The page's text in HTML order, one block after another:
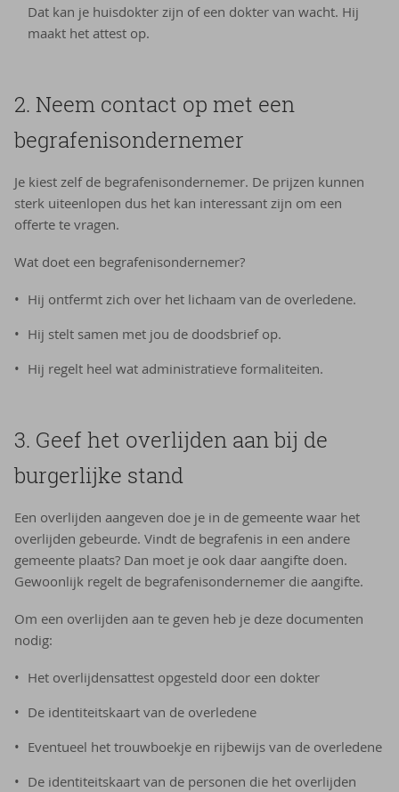
Dat kan je huisdokter zijn of een dokter van wacht. Hij
maakt het attest op.
2. Neem contact op met een
begrafenisondernemer
Je kiest zelf de begrafenisondernemer. De prijzen kunnen
sterk uiteenlopen dus het kan interessant zijn om een
offerte te vragen.
Wat doet een begrafenisondernemer?
Hij ontfermt zich over het lichaam van de overledene.
Hij stelt samen met jou de doodsbrief op.
Hij regelt heel wat administratieve formaliteiten.
3. Geef het overlijden aan bij de
burgerlijke stand
Een overlijden aangeven doe je in de gemeente waar het
overlijden gebeurde. Vindt de begrafenis in een andere
gemeente plaats? Dan moet je ook daar aangifte doen.
Gewoonlijk regelt de begrafenisondernemer die aangifte.
Om een overlijden aan te geven heb je deze documenten
nodig:
Het overlijdensattest opgesteld door een dokter
De identiteitskaart van de overledene
Eventueel het trouwboekje en rijbewijs van de overledene
De identiteitskaart van de personen die het overlijden